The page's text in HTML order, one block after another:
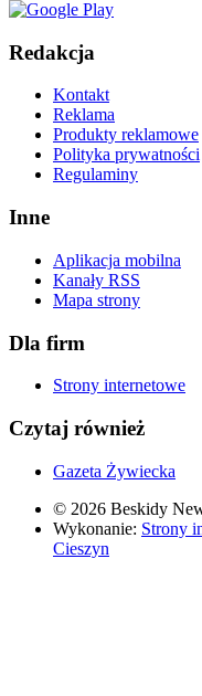
Redakcja
Kontakt
Reklama
Produkty reklamowe
Polityka prywatności
Regulaminy
Inne
Aplikacja mobilna
Kanały RSS
Mapa strony
Dla firm
Strony internetowe
Czytaj również
Gazeta Żywiecka
© 2026 Beskidy
Wykonanie: Strony
Cieszyn